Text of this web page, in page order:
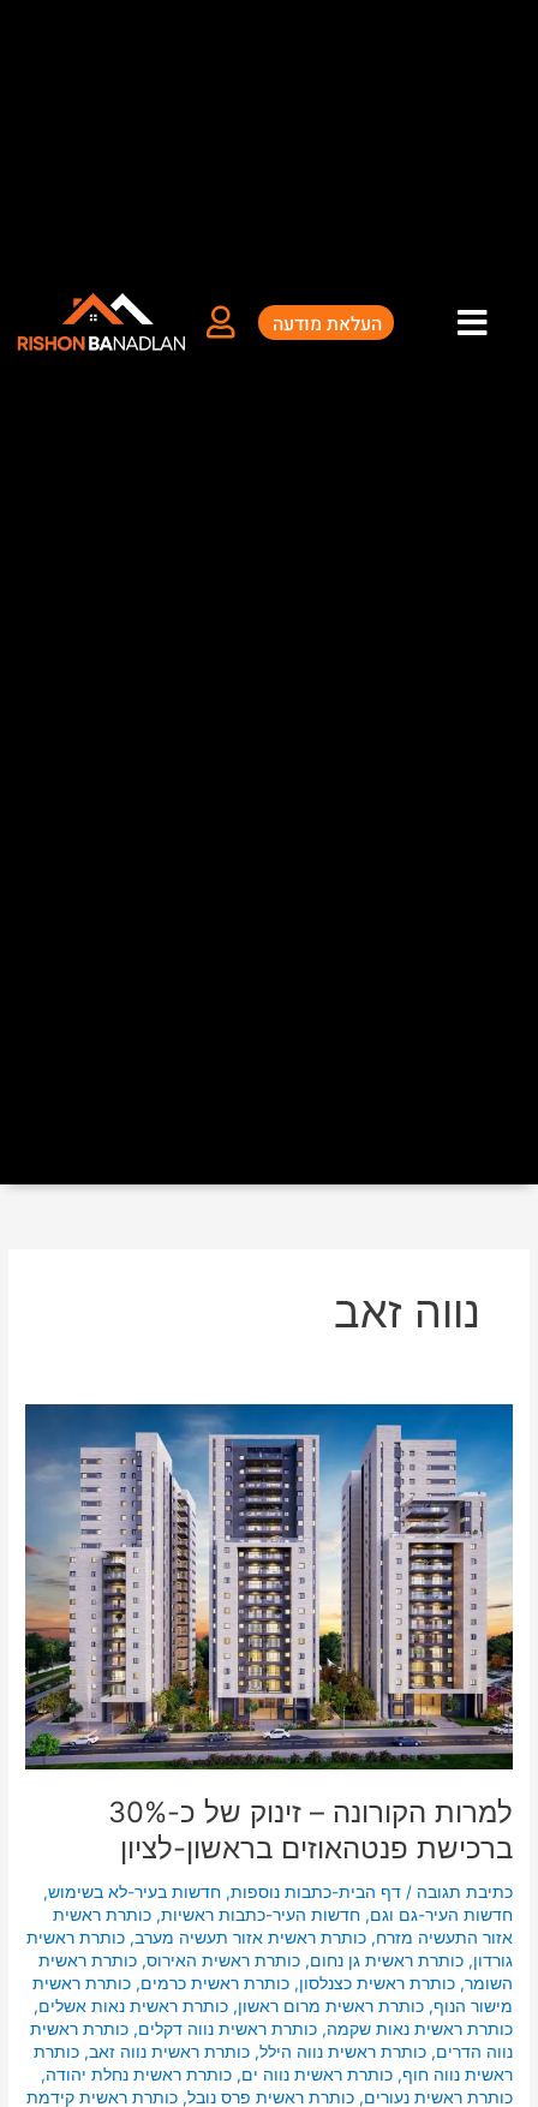
העלאת מודעה
נווה זאב
למרות הקורונה – זינוק של כ-30%
ברכישת פנטהאוזים בראשון-לציון
כתיבת תגובה /דף הבית-כתבות נוספות,חדשות בעיר-לא בשימוש,
חדשות העיר-גם וגם,חדשות העיר-כתבות ראשיות,כותרת ראשית
אזור התעשיה מזרח,כותרת ראשית אזור תעשיה מערב,כותרת ראשית
גורדון,כותרת ראשית גן נחום,כותרת ראשית האירוס,כותרת ראשית
השומר,כותרת ראשית כצנלסון,כותרת ראשית כרמים,כותרת ראשית
מישור הנוף,כותרת ראשית מרום ראשון,כותרת ראשית נאות אשלים,
כותרת ראשית נאות שקמה,כותרת ראשית נווה דקלים,כותרת ראשית
נווה הדרים,כותרת ראשית נווה הילל,כותרת ראשית נווה זאב,כותרת
ראשית נווה חוף,כותרת ראשית נווה ים,כותרת ראשית נחלת יהודה,
כותרת ראשית נעורים,כותרת ראשית פרס נובל,כותרת ראשית קידמת
הקורונה
זינוק
של
כ-30%
ברכישת
פנטהאוזים
בראשון-לציון